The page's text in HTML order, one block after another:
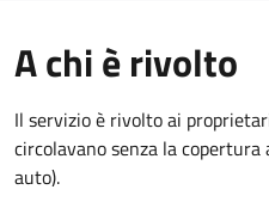
A chi è rivolto
Il servizio è rivolto ai
circolavano senza la
auto).